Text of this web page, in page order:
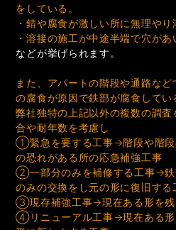
をしている。
・錆や腐食が激しい所に無理やり
・溶接の施工が中途半端で穴があ
などが挙げられます。
また、アパートの階段や通路な
の腐食が原因で鉄部が腐食してい
弊社独特の上記以外の複数の調
合や耐年数を考慮し
①緊急を要する工事→階段や階段
の恐れがある所の応急補強工事
②一部分のみを補修する工事→鉄
のみの交換をし元の形に復旧する
③現存補強工事→現在ある形を残
④リニューアル工事→現在ある形